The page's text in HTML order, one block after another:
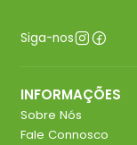
Siga-nos
INFORMAÇÕES
Sobre Nós
Fale Connosco